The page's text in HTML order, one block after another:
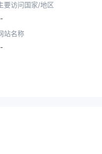
要访问国家/地区
站名称